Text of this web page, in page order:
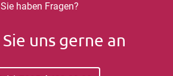
Sie haben Fragen?
uns gerne an